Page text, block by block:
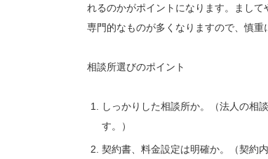
れるのかがポイントになります。まし
専門的なものが多くなりますので、慎重
相談所選びのポイント
しっかりした相談所か。（法人の相
す。）
契約書、料金設定は明確か。（契約